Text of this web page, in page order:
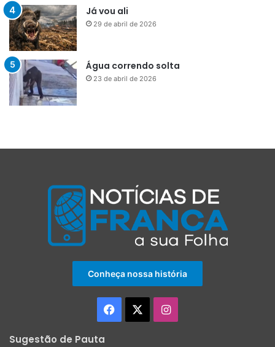
Já vou ali
29 de abril de 2026
Água correndo solta
23 de abril de 2026
Conheça nossa história
Facebook Instagram
Sugestão de Pauta